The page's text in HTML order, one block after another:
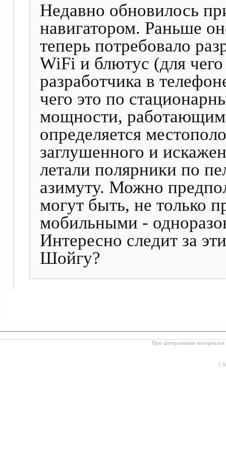
Недавно обновилось
навигатором. Раньше
теперь потребовало
WiFi и блютус (для
разработчика в
чего это по
мощности, работающим
определяется
заглушенного и
летали полярники по
азимуту. Можно
могут быть, не только
мобильными -
Интересно следит за
Шойгу?
При цитировании материалов
[